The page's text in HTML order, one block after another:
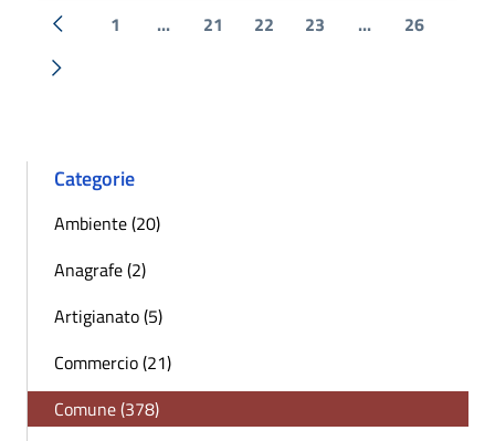
« Precedente
1 ... 21 22 23 ... 26
Successiva »
Categorie
Ambiente (20)
Anagrafe (2)
Artigianato (5)
Commercio (21)
Comune (378)